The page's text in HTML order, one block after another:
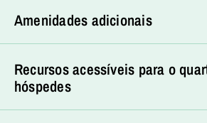
Amenidades adicionais
Recursos acessíveis para o
hóspedes